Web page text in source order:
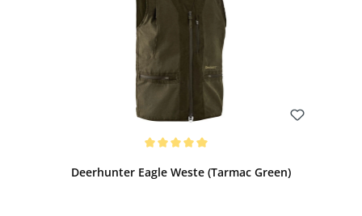
Deerhunter Eagle Weste (Tarmac Green)